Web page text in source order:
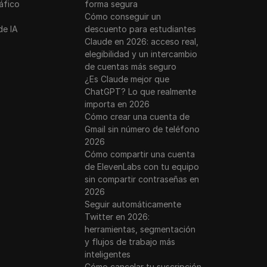
withdraw my Token into the best Exchange | 4 Million
+ Claim 2 Airdrops - DO THIS NOW
$200 Million In Funding One Of The Best Airdrops To Do
in 8 DAYS! YouTube Tips That Helped To Grow
+ Claim 2 Airdrops - DO THIS NOW
Dropshipping Challenge
Day Dropshipping Challenge
IA
forma segura
Cómo conseguir un
descuento para estudiantes
Claude en 2026: acceso real,
elegibilidad y un intercambio
de cuentas más seguro
¿Es Claude mejor que
ChatGPT? Lo que realmente
importa en 2026
Cómo crear una cuenta de
Gmail sin número de teléfono
2026
Cómo compartir una cuenta
de ElevenLabs con tu equipo
sin compartir contraseñas en
2026
Seguir automáticamente
Twitter en 2026:
herramientas, segmentación
y flujos de trabajo más
inteligentes